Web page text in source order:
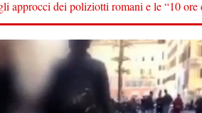
approcci dei poliziotti romani e le “10